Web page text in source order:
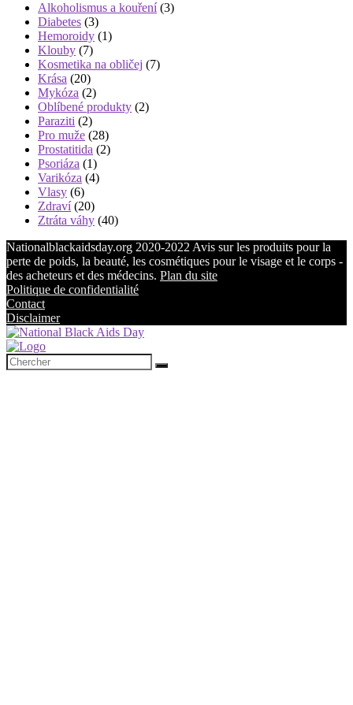
Alkoholismus a kouření(3)
Diabetes (3)
Hemoroidy (1)
Klouby (7)
Kosmetika na obličej (7)
Krása (20)
Mykóza (2)
Oblíbené produkty (2)
Paraziti (2)
Pro muže (28)
Prostatitida (2)
Psoriáza (1)
Varikóza (4)
Vlasy (6)
Zdraví(20)
Ztráta váhy (40)
Nationalblackaidsday.org 2020-2022 Avis sur les produits pour la
perte de poids, la beauté, les cosmétiques pour le visage et le corps -
des acheteurs et des médecins. Plan du site
Politique de confidentialité
Contact
Disclaimer